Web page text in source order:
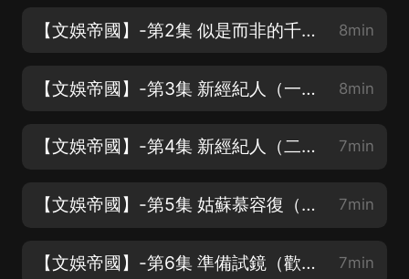
【文娛帝國】-第2集 似是而非的千禧年（歡迎訂閱關注，點讚評論，月票投喂喲~） 8min
【文娛帝國】-第3集 新經紀人（一）（歡迎訂閱關注，點讚評論，月票投喂喲~） 8min
【文娛帝國】-第4集 新經紀人（二）（歡迎訂閱關注，點讚評論，月票投喂喲~） 7min
【文娛帝國】-第5集 姑蘇慕容復（歡迎訂閱關注，點讚評論，月票投喂喲~） 7min
【文娛帝國】-第6集 準備試鏡（歡迎訂閱關注，點讚評論，月票投喂喲~） 7min